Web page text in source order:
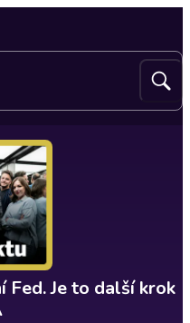
Fed. Je to další krok